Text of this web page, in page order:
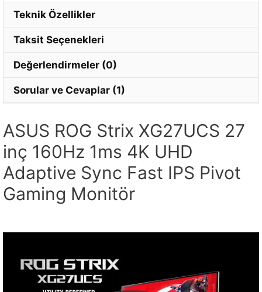
Teknik Özellikler
Taksit Seçenekleri
Değerlendirmeler (0)
Sorular ve Cevaplar (1)
ASUS ROG Strix XG27UCS 27
inç 160Hz 1ms 4K UHD
Adaptive Sync Fast IPS Pivot
Gaming Monitör